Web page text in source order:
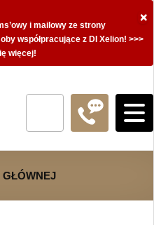
×
i mailowy ze strony
współpracujące z DI Xelion! >>>
więcej!
GŁÓWNEJ